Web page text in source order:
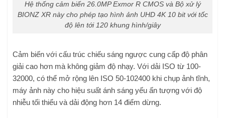
Hệ thống cảm biến 26.0MP Exmor R CMOS và Bộ xử lý
BIONZ XR này cho phép tạo hình ảnh UHD 4K 10 bit với tốc
độ lên tới 120 khung hình/giây
Cảm biến với cấu trúc chiếu sáng ngược cung cấp độ phân
giải cao hơn mà không giảm độ nhạy. Với dải ISO từ 100-
32000, có thể mở rộng lên ISO 50-102400 khi chụp ảnh tĩnh,
máy ảnh này cho hiệu suất ánh sáng yếu ấn tượng với độ
nhiễu tối thiểu và dải động hơn 14 điểm dừng.